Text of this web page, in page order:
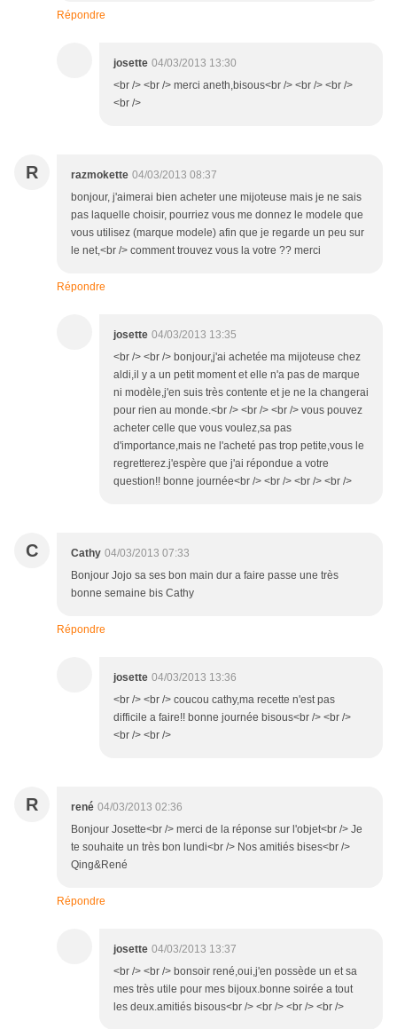
Répondre
josette 04/03/2013 13:30
<br /> <br /> merci aneth,bisous<br /> <br /> <br />
<br />
R razmokette 04/03/2013 08:37
bonjour, j'aimerai bien acheter une mijoteuse mais je ne sais
pas laquelle choisir, pourriez vous me donnez le modele que
vous utilisez (marque modele) afin que je regarde un peu sur
le net,<br /> comment trouvez vous la votre ?? merci
Répondre
josette 04/03/2013 13:35
<br /> <br /> bonjour,j'ai achetée ma mijoteuse chez
aldi,il y a un petit moment et elle n'a pas de marque
ni modèle,j'en suis très contente et je ne la changerai
pour rien au monde.<br /> <br /> <br /> vous pouvez
acheter celle que vous voulez,sa pas
d'importance,mais ne l'acheté pas trop petite,vous le
regretterez.j'espère que j'ai répondue a votre
question!! bonne journée<br /> <br /> <br /> <br />
C Cathy 04/03/2013 07:33
Bonjour Jojo sa ses bon main dur a faire passe une très
bonne semaine bis Cathy
Répondre
josette 04/03/2013 13:36
<br /> <br /> coucou cathy,ma recette n'est pas
difficile a faire!! bonne journée bisous<br /> <br />
<br /> <br />
R rené 04/03/2013 02:36
Bonjour Josette<br /> merci de la réponse sur l'objet<br /> Je
te souhaite un très bon lundi<br /> Nos amitiés bises<br />
Qing&René
Répondre
josette 04/03/2013 13:37
<br /> <br /> bonsoir rené,oui,j'en possède un et sa
mes très utile pour mes bijoux.bonne soirée a tout
les deux.amitiés bisous<br /> <br /> <br /> <br />